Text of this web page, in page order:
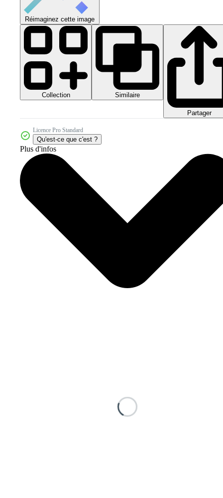
Réimaginez cette image
Collection Similaire
Partager
Licence Pro Standard
Qu'est-ce que c'est ?
Plus d'infos